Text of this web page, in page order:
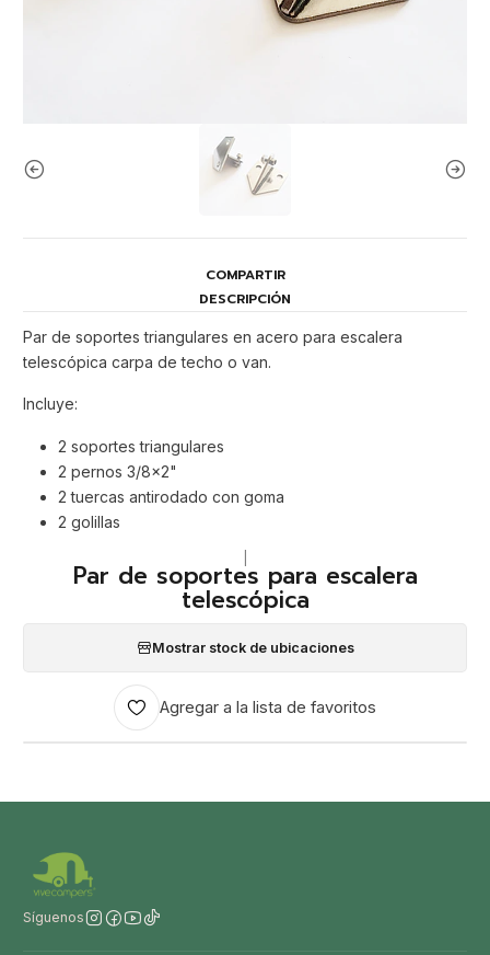
COMPARTIR
DESCRIPCIÓN
Par de soportes triangulares en acero para escalera
telescópica carpa de techo o van.
Incluye:
2 soportes triangulares
2 pernos 3/8x2"
2 tuercas antirodado con goma
2 golillas
Par de soportes para escalera
telescópica
Mostrar stock de ubicaciones
Agregar a la lista de favoritos
Síguenos